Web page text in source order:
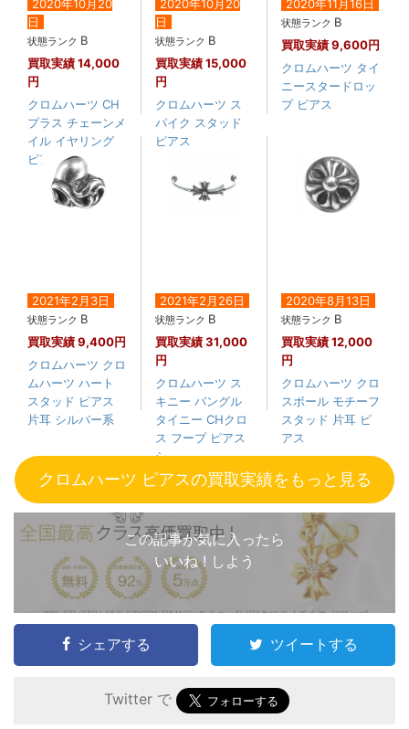
2020年10月20
日
状態ランク B
買取実績14,000
円
クロムハーツ CH
プラス チェーンメ
イル イヤリング
ピアス
2020年10月20
日
状態ランク B
買取実績15,000
円
クロムハーツ ス
パイク スタッド
ピアス
2020年11月16日
状態ランク B
買取実績9,600円
クロムハーツ タイ
ニースタードロッ
プ ピアス
2021年2月3日
状態ランク B
買取実績9,400円
クロムハーツ クロ
ムハーツ ハート
スタッド ピアス
片耳 シルバー系
2021年2月26日
状態ランク B
買取実績31,000
円
クロムハーツ ス
キニー バングル
タイニー CHクロ
ス フープ ピアス
シ....
2020年8月13日
状態ランク B
買取実績12,000
円
クロムハーツ クロ
スボール モチーフ
スタッド 片耳 ピ
アス
クロムハーツ ピアスの買取実績をもっと見る
この記事が気に入ったら
いいね ! しよう
シェアする ツイートする
Twitter で